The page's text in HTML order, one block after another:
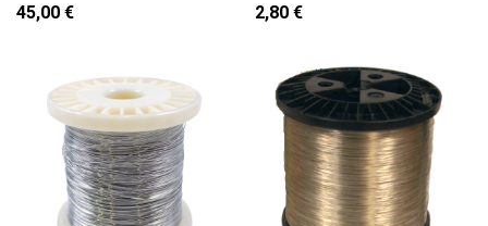
45,00 € 2,80 €